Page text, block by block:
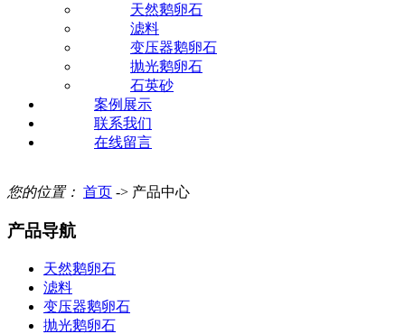
天然鹅卵石
滤料
变压器鹅卵石
抛光鹅卵石
石英砂
案例展示
联系我们
在线留言
您的位置： 首页 -> 产品中心
产品导航
天然鹅卵石
滤料
变压器鹅卵石
抛光鹅卵石